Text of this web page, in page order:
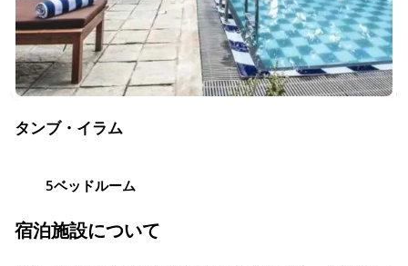
タンブ・イラム
5ベッドルーム
宿泊施設について